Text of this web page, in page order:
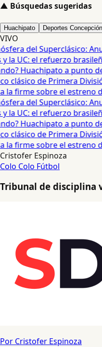
▲ Búsquedas sugeridas
Huachipato Deportes Concepción
VIVO
del Superclásico:
UC: el refuerzo
Huachipato a punto
de Primera
firme sobre el estreno de
del Superclásico:
UC: el refuerzo
Huachipato a punto
de Primera
firme sobre el estreno de
Cristofer Espinoza
Colo Colo Fútbol
Tribunal de disciplina
Por Cristofer Espinoza